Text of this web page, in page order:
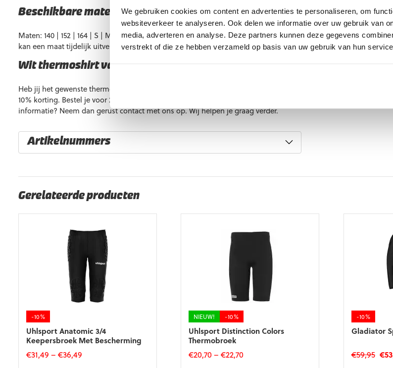
We gebruiken cookies om content en advertenties te personaliseren, om
websiteverkeer te analyseren. Ook delen we informatie over uw gebruik van
media, adverteren en analyse. Deze partners kunnen deze gegevens
verstrekt of die ze hebben verzameld op basis van uw gebruik van hun
Beschikbare maten
Maten: 140 | 152 | 164 | S | M | L | XL | XXL. Vrijwel altijd op voorraad, maar soms
kan een maat tijdelijk uitverkocht zijn.
Wit thermoshirt van Uhlsport kopen?
Heb jij het gewenste thermoshirt gevonden in onze webshop? Ontvang nu tijdelijk
10% korting. Bestel je voor 23:00 uur, dan heb je het morgen al in huis. Wil je meer
informatie? Neem dan gerust contact met ons op. Wij helpen je graag verder.
Artikelnummers
4051309542988
Maat: 140
4051309147923
Gerelateerde producten
-10%
Uhlsport Anatomic 3/4
Keepersbroek Met Bescherming
€31,49 – €36,49
NIEUW! -10%
Uhlsport Distinction Colors
Thermobroek
€20,70–€22,70
-10%
Gladiator
€59,95 €